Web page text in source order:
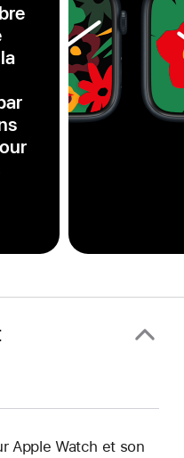
Apple Watch et son